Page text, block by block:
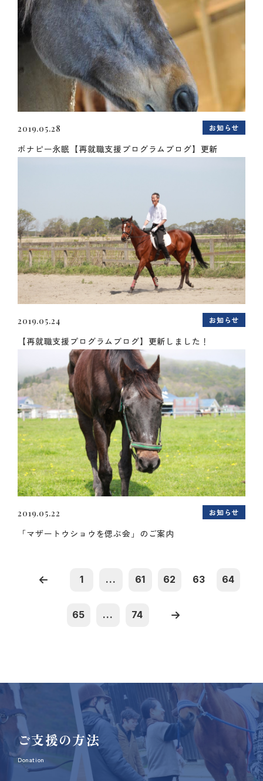
2019.05.28 お知らせ
ボナピー永眠【再就職支援プログラムブログ】更新
2019.05.24 お知らせ
【再就職支援プログラムブログ】更新しました！
2019.05.22 お知らせ
「マザートウショウを偲ぶ会」のご案内
1 ... 61 62 63 64
65 ... 74
ご支援の方法
Donation